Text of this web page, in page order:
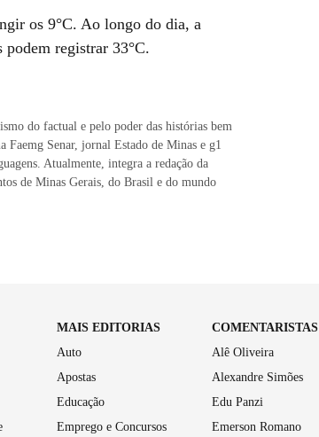
os 9°C. Ao longo do dia, a
podem registrar 33°C.
do factual e pelo poder das histórias bem
Faemg Senar, jornal Estado de Minas e g1
Atualmente, integra a redação da
de Minas Gerais, do Brasil e do mundo
MAIS EDITORIAS
Auto
Apostas
Educação
Emprego e Concursos
COMENTARISTAS
Alê Oliveira
Alexandre Simões
Edu Panzi
Emerson Romano